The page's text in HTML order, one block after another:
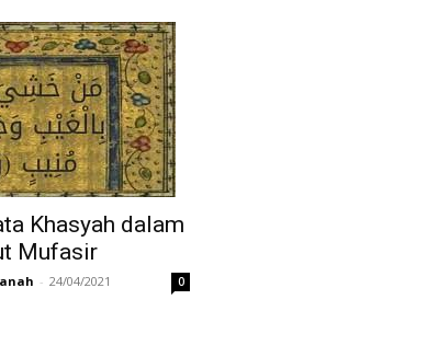
Khasyah dalam
Mufasir
- 24/04/2021 0